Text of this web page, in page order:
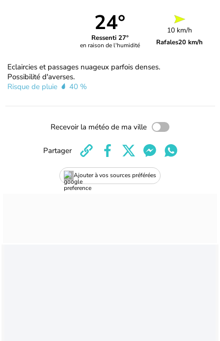
24°
Ressenti 27°
en raison de l'humidité
10 km/h
Rafales20 km/h
Eclaircies et passages nuageux parfois denses.
Possibilité d'averses.
Risque de pluie
40 %
Recevoir la météo de ma ville
Ajouter à vos sources préférées
Partager